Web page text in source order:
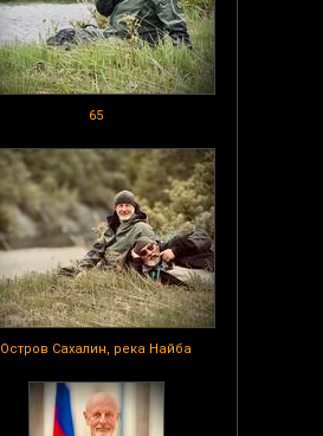
65
Остров Сахалин, река Найба